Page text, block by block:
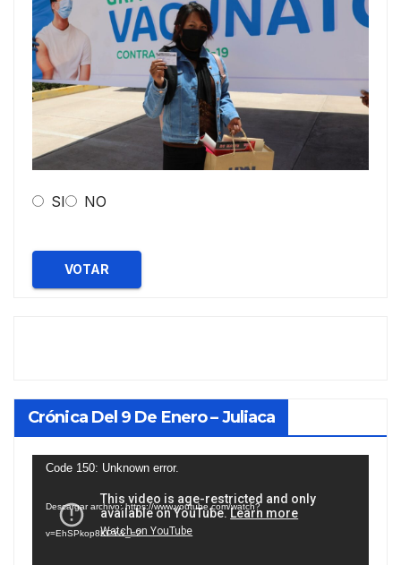
SI NO
VOTAR
Crónica Del 9 De Enero – Juliaca
Reproductor
vídeo
Code 150: Unknown error.
Descargar archivo: https://www.youtube.com/watch?
v=EhSPkop8KPY&_=2